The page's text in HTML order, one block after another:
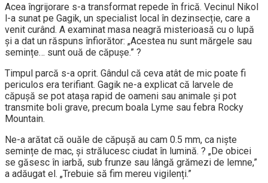
Acea îngrijorare s-a transformat repede în frică. Vecinul Nikol
l-a sunat pe Gagik, un specialist local în dezinsecție, care a
venit curând. A examinat masa neagră misterioasă cu o lupă
și a dat un răspuns înfiorător: „Acestea nu sunt mărgele sau
semințe… sunt ouă de căpușe.” ?
Timpul parcă s-a oprit. Gândul că ceva atât de mic poate fi
periculos era terifiant. Gagik ne-a explicat că larvele de
căpușă se pot atașa rapid de oameni sau animale și pot
transmite boli grave, precum boala Lyme sau febra Rocky
Mountain.
Ne-a arătat că ouăle de căpușă au cam 0.5 mm, ca niște
semințe de mac, și strălucesc ciudat în lumină. ? „De obicei
se găsesc în iarbă, sub frunze sau lângă grămezi de lemne,”
a adăugat el. „Trebuie să fim mereu vigilenți.”